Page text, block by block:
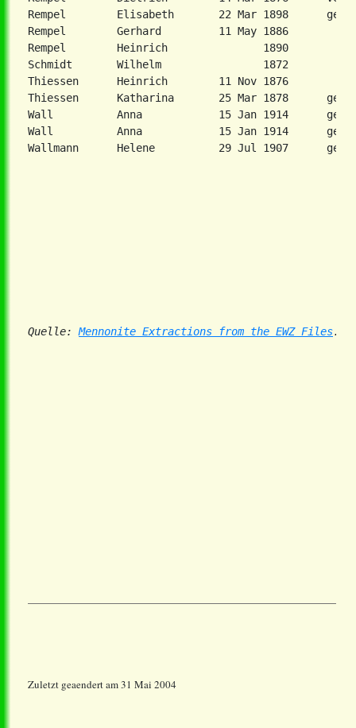
Rempel        Elisabeth       22 Mar 1898      geb.
Rempel        Gerhard         11 May 1886
Rempel        Heinrich               1890
Schmidt       Wilhelm                1872
Thiessen      Heinrich        11 Nov 1876
Thiessen      Katharina       25 Mar 1878      geb.
Wall          Anna            15 Jan 1914      geb.
Wall          Anna            15 Jan 1914      geb.
Wallmann      Helene          29 Jul 1907      geb.
Quelle: Mennonite Extractions from the EWZ Files.
Zuletzt geaendert am 31 Mai 2004